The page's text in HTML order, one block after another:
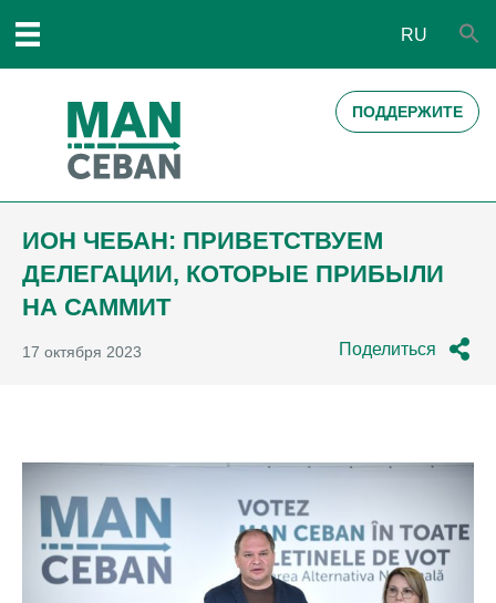
RU
ПОДДЕРЖИТЕ
ИОН ЧЕБАН: ПРИВЕТСТВУЕМ
ДЕЛЕГАЦИИ, КОТОРЫЕ ПРИБЫЛИ
НА САММИТ
17 октября 2023 Поделиться